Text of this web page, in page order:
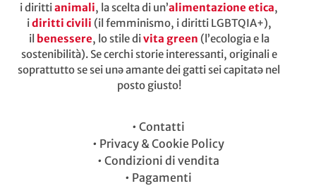
i dirittianimali, la scelta di un’alimentazione etica,
idiritti civili (il femminismo, i diritti LGBTQIA+),
il benessere, lo stile divita green (l’ecologia e la
sostenibilità). Se cerchi storie interessanti, originali e
soprattutto se sei unə amante dei gatti sei capitatə nel
posto giusto!
• Contatti
• Privacy & Cookie Policy
• Condizioni di vendita
• Pagamenti